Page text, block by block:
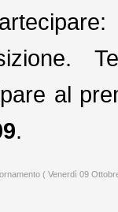
al
.
( Venerdì 09